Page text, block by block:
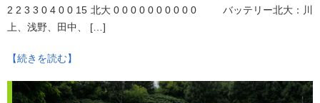
2 2 3 3 0 4 0 0 15 北大 0 0 0 0 0 0 0 0 0 0 バッテリー北大：川
上、浅野、田中、 […]
【続きを読む】